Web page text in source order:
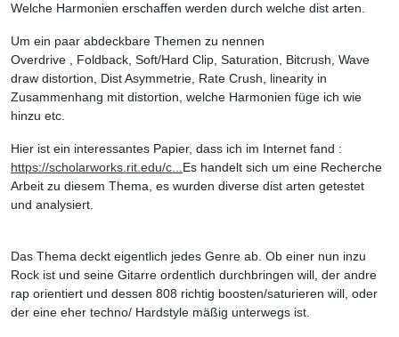
Welche Harmonien erschaffen werden durch welche dist arten.
Um ein paar abdeckbare Themen zu nennen
Overdrive , Foldback, Soft/Hard Clip, Saturation, Bitcrush, Wave
draw distortion, Dist Asymmetrie, Rate Crush, linearity in
Zusammenhang mit distortion, welche Harmonien füge ich wie
hinzu etc.
Hier ist ein interessantes Papier, dass ich im Internet fand :
https://scholarworks.rit.edu/c... Es handelt sich um eine Recherche
Arbeit zu diesem Thema, es wurden diverse dist arten getestet
und analysiert.
Das Thema deckt eigentlich jedes Genre ab. Ob einer nun inzu
Rock ist und seine Gitarre ordentlich durchbringen will, der andre
rap orientiert und dessen 808 richtig boosten/saturieren will, oder
der eine eher techno/ Hardstyle mäßig unterwegs ist.